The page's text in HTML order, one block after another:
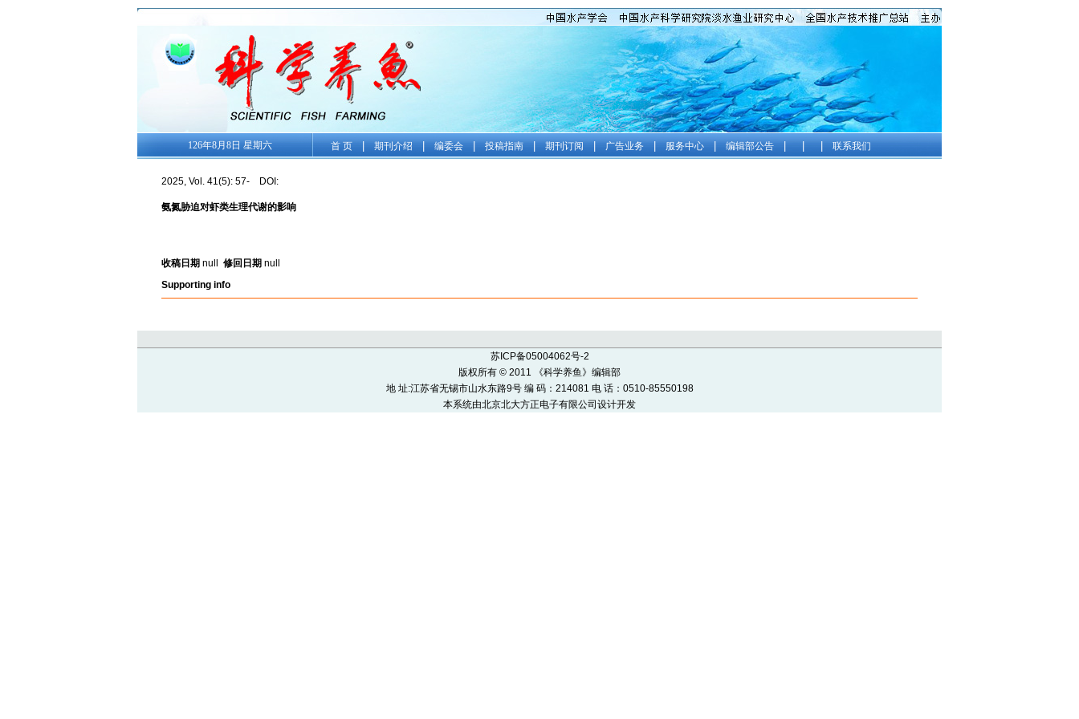
126年8月8日 星期六 首 页| 期刊介绍 编委会 投稿指南 期刊订阅 | 广告业务 | 服务中心 编辑部公告 联系我们
2025, Vol. 41(5): 57- DOI:
氨氮胁迫对虾类生理代谢的影响
收稿日期 null 修回日期 null
Supporting info
苏ICP备05004062号-2
版权所有 © 2011 《科学养鱼》编辑部
地 址:江苏省无锡市山水东路9号 编 码：214081 电 话：0510-85550198
本系统由北京北大方正电子有限公司 设计开发